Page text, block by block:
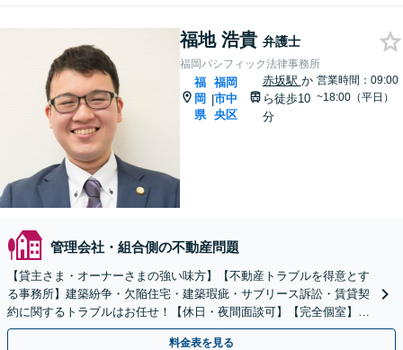
福地 浩貴 弁護士
福岡パシフィック法律事務所
福
岡
県
|
福岡
市中
央区
赤坂駅 か
ら徒歩10
分
営業時間：09:00
~18:00（平日）
管理会社・組合側の不動産問題
【貸主さま・オーナーさまの強い味方】【不動産トラブルを得意とす
る事務所】建築紛争・欠陥住宅・建築瑕疵・サブリース訴訟・賃貸契
約に関するトラブルはお任せ！【休日・夜間面談可】【完全個室】
【六本松駅2分】
料金表を見る